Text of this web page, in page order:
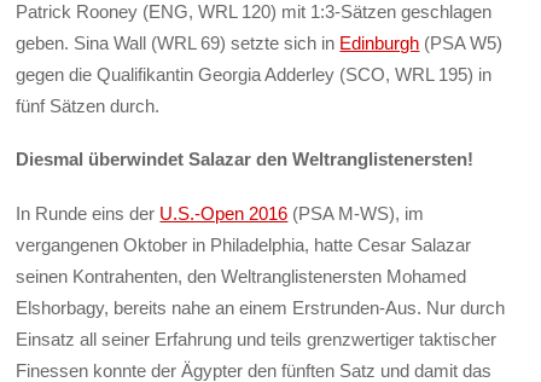
Patrick Rooney (ENG, WRL 120) mit 1:3-Sätzen geschlagen
geben. Sina Wall (WRL 69) setzte sich in Edinburgh (PSA W5)
gegen die Qualifikantin Georgia Adderley (SCO, WRL 195) in
fünf Sätzen durch.
Diesmal überwindet Salazar den Weltranglistenersten!
In Runde eins der U.S.-Open 2016 (PSA M-WS), im
vergangenen Oktober in Philadelphia, hatte Cesar Salazar
seinen Kontrahenten, den Weltranglistenersten Mohamed
Elshorbagy, bereits nahe an einem Erstrunden-Aus. Nur durch
Einsatz all seiner Erfahrung und teils grenzwertiger taktischer
Finessen konnte der Ägypter den fünften Satz und damit das